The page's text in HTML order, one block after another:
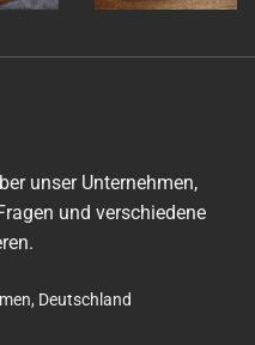
unser Unternehmen,
und verschiedene
Deutschland